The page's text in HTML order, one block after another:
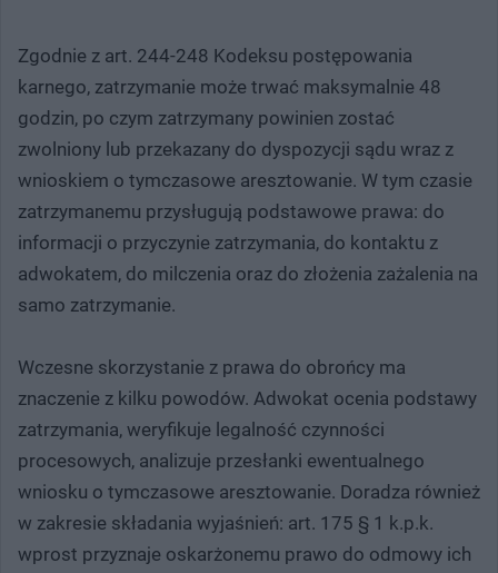
Zgodnie z art. 244-248 Kodeksu postępowania
karnego, zatrzymanie może trwać maksymalnie 48
godzin, po czym zatrzymany powinien zostać
zwolniony lub przekazany do dyspozycji sądu wraz z
wnioskiem o tymczasowe aresztowanie. W tym czasie
zatrzymanemu przysługują podstawowe prawa: do
informacji o przyczynie zatrzymania, do kontaktu z
adwokatem, do milczenia oraz do złożenia zażalenia na
samo zatrzymanie.
Wczesne skorzystanie z prawa do obrońcy ma
znaczenie z kilku powodów. Adwokat ocenia podstawy
zatrzymania, weryfikuje legalność czynności
procesowych, analizuje przesłanki ewentualnego
wniosku o tymczasowe aresztowanie. Doradza również
w zakresie składania wyjaśnień: art. 175 § 1 k.p.k.
wprost przyznaje oskarżonemu prawo do odmowy ich